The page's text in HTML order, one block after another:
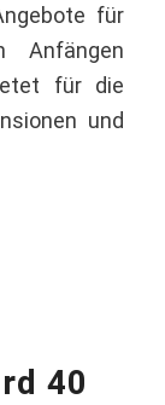
für
Anfängen
für die
und
40